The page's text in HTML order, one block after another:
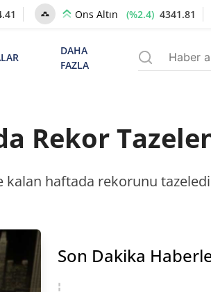
Ons Altın (%2.4) 4341.81
DAHA
FAZLA
Rekor
kalan haftada rekorunu
Son Dakika